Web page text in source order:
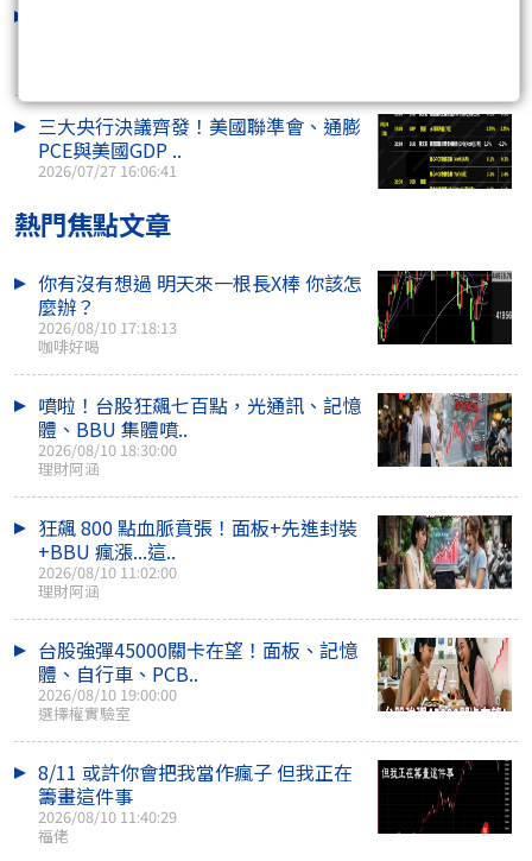
三大央行決議齊發！美國聯準會、通膨
PCE與美國GDP ..
2026/07/27 16:06:41
熱門焦點文章
你有沒有想過 明天來一根長X棒 你該怎
麼辦？
2026/08/10 17:18:13
咖啡好喝
噴啦！台股狂飆七百點，光通訊、記憶
體、BBU 集體噴..
2026/08/10 18:30:00
理財阿涵
狂飆 800 點血脈賁張！面板+先進封裝
+BBU 瘋漲...這..
2026/08/10 11:02:00
理財阿涵
台股強彈45000關卡在望！面板、記憶
體、自行車、PCB..
2026/08/10 19:00:00
選擇權實驗室
8/11 或許你會把我當作瘋子 但我正在
籌畫這件事
2026/08/10 11:40:29
福佬